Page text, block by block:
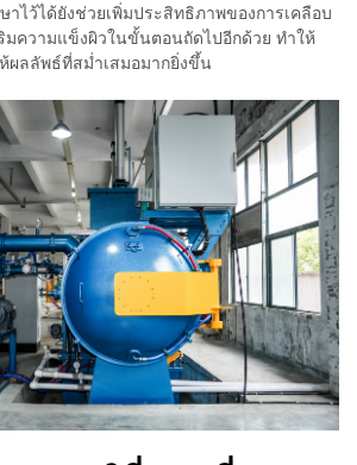
ไว้ได้ยังช่วยเพิ่มประสิทธิภาพของการเคลือบ
มความแข็งผิวในขั้นตอนถัดไปอีกด้วย ทำให้
ผลลัพธ์ที่สม่ำเสมอมากยิ่งขึ้น